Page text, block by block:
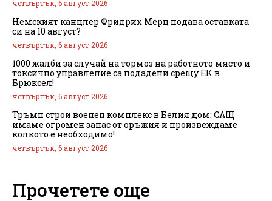
четвъртък, 6 август 2026
Немският канцлер Фридрих Мерц подава оставката
си на 10 август?
четвъртък, 6 август 2026
1000 жалби за случай на тормоз на работното място и
токсично управление са подадени срещу ЕК в
Брюксел!
четвъртък, 6 август 2026
Тръмп строи военен комплекс в Белия дом: САЩ
имаме огромен запас от оръжия и произвеждаме
колкото е необходимо!
четвъртък, 6 август 2026
Прочетете още